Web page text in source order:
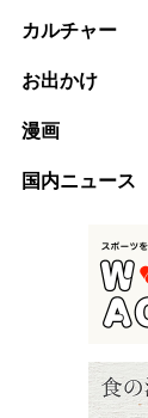
カルチャー
お出かけ
漫画
国内ニュース